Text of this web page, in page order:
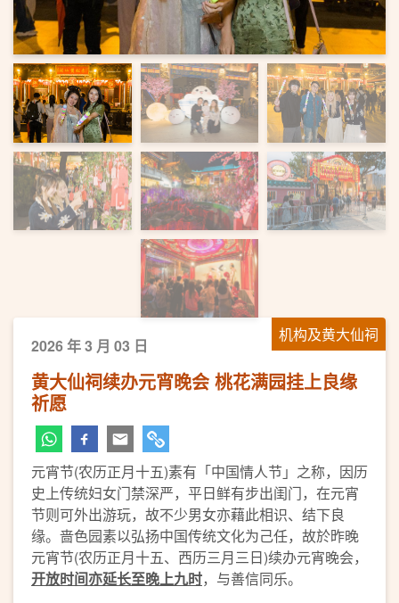
机构及黄大仙祠
2026 年 3 月 03 日
黄大仙祠续办元宵晚会 桃花满园挂上良缘
祈愿
元宵节(农历正月十五)素有「中国情人节」之称，因历
史上传统妇女门禁深严，平日鲜有步出闺门，在元宵
节则可外出游玩，故不少男女亦藉此相识、结下良
缘。啬色园素以弘扬中国传统文化为己任，故於昨晚
元宵节(农历正月十五、西历三月三日)续办元宵晚会，
开放时间亦延长至晚上九时，与善信同乐。